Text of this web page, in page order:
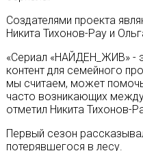
Создателями проекта
Никита Тихонов-Рау и
«Сериал «НАЙДЕН_ЖИВ» -
контент для семейного
мы считаем, может
часто возникающих
отметил Никита Тихонов-
Первый сезон
потерявшегося в лесу.